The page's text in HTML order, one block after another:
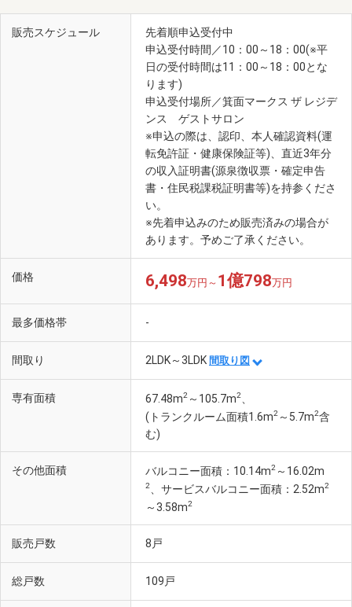
箕面市立中央図書館・箕面市立メイプルホール(徒歩8分)
もみじストリート(徒歩1分)
販売スケジュール
先着順申込受付中
申込受付時間／10：00～18：00(※平
日の受付時間は11：00～18：00とな
ります)
申込受付場所／箕面マークス ザ レジデ
ンス ゲストサロン
※申込の際は、認印、本人確認資料(運
転免許証・健康保険証等)、直近3年分
の収入証明書(源泉徴収票・確定申告
書・住民税課税証明書等)を持参くださ
い。
※先着申込みのため販売済みの場合が
あります。予めご了承ください。
価格 6,498万円～ 1億798万円
最多価格帯 -
間取り 2LDK～3LDK 間取り図
専有面積 67.48m2 ～105.7m2
(トランクルーム面積1.6m2 ～5.7m2含
む)
その他面積 バルコニー面積：10.14m2 ～16.02m
2 、サービスバルコニー面積：2.52m2
～3.58m2
販売戸数 8戸
総戸数 109戸